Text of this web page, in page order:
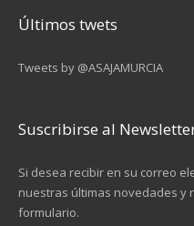
Últimos twets
Tweets by @ASAJAMURCIA
Suscribirse al
Si desea recibir en su correo
nuestras últimas novedades y
formulario.